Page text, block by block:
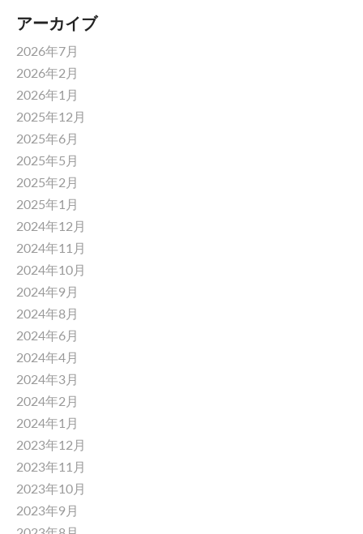
アーカイブ
2026年7月
2026年2月
2026年1月
2025年12月
2025年6月
2025年5月
2025年2月
2025年1月
2024年12月
2024年11月
2024年10月
2024年9月
2024年8月
2024年6月
2024年4月
2024年3月
2024年2月
2024年1月
2023年12月
2023年11月
2023年10月
2023年9月